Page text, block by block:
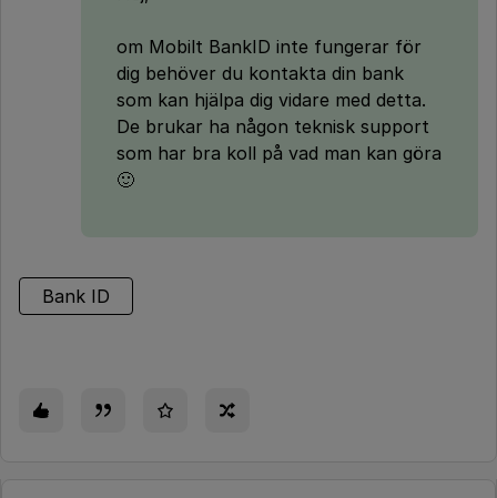
om Mobilt BankID inte fungerar för
dig behöver du kontakta din bank
som kan hjälpa dig vidare med detta.
De brukar ha någon teknisk support
som har bra koll på vad man kan göra
🙂
Bank ID